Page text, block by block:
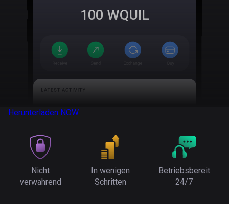
100 WQUIL
Herunterladen NOW
Nicht
verwahrend
In wenigen
Schritten
Betriebsbereit
24/7